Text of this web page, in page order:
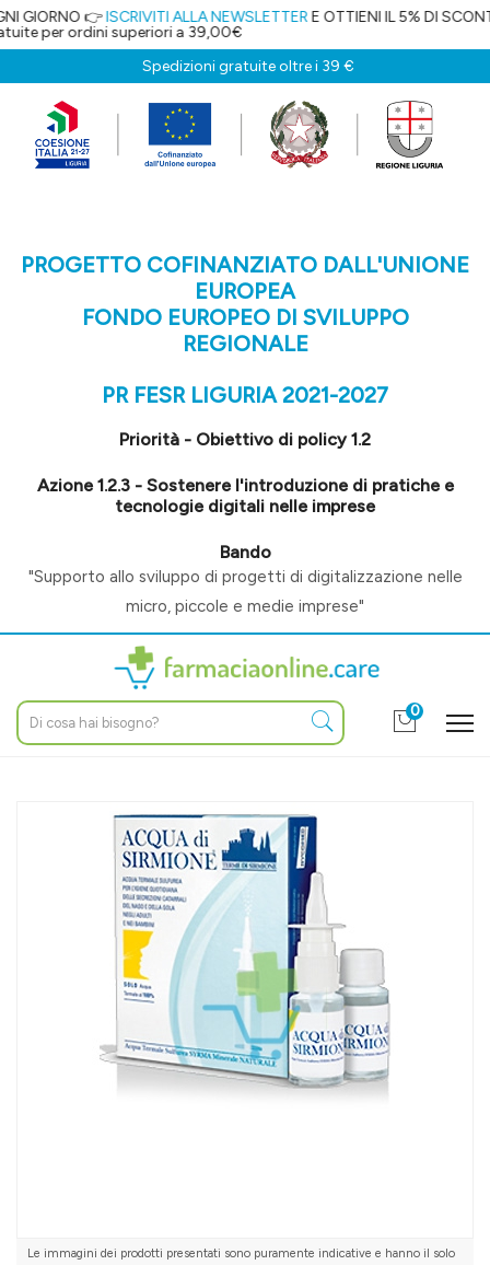
ISCRIVITI ALLA NEWSLETTERE OTTIENI IL 5% DI SCONTO!
superiori a 39,00€
Spedizioni gratuite oltre i 39 €
PROGETTO COFINANZIATO DALL'UNIONE
EUROPEA
FONDO EUROPEO DI SVILUPPO
REGIONALE
PR FESR LIGURIA 2021-2027
Priorità - Obiettivo di policy 1.2
Azione 1.2.3 - Sostenere l'introduzione di pratiche e
tecnologie digitali nelle imprese
Bando
"Supporto allo sviluppo di progetti di digitalizzazione nelle
micro, piccole e medie imprese"
0
Acqua di Sirmione Protezione Vie Respiratorie Acqua Termale
Spray 6 Flaconcini
Le immagini dei prodotti presentati sono puramente indicative e hanno il solo